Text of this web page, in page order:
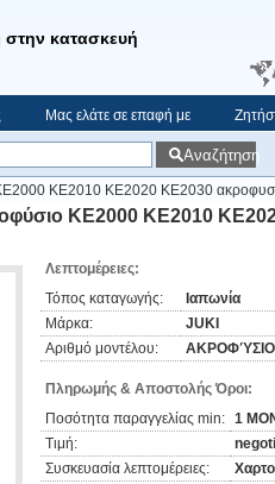
κατασκευή
Μας ελάτε σε επαφή με
Αναζήτηση
KE2010 KE2020 KE2030
KE2000 KE2010
Λεπτομέρειες:
Τόπος καταγωγής:
Ιαπωνία
Μάρκα:
JUKI
Αριθμό μοντέλου:
ΑΚΡΟΦΎΣΙΟ
Πληρωμής & Αποστολής Όροι:
Ποσότητα παραγγελίας min: 1
Τιμή:
Συσκευασία λεπτομέρειες: